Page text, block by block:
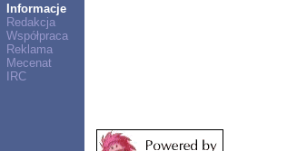
Informacje
Redakcja
Współpraca
Reklama
Mecenat
IRC